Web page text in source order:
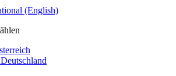
(English)
Deutschland